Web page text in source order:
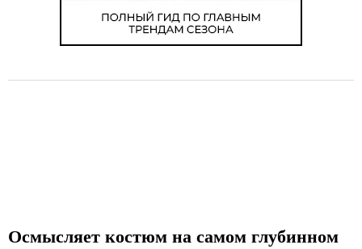
Осмысляет костюм на самом глубинном